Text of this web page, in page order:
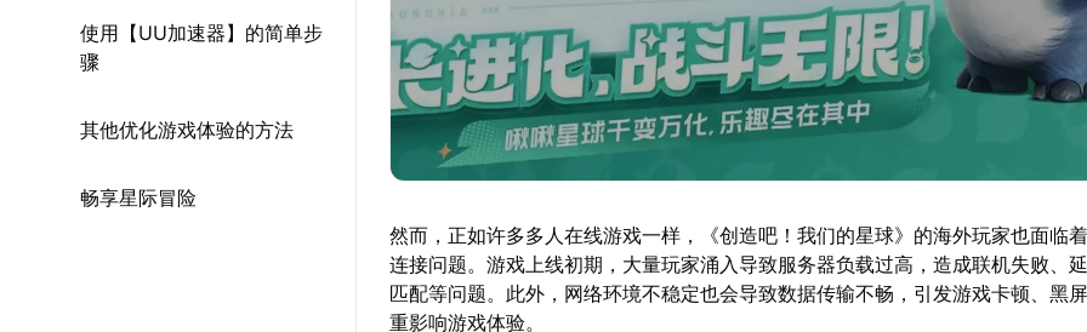
使用【UU加速器】的简单步
骤
其他优化游戏体验的方法
畅享星际冒险
然而，正如许多多人在线游戏一样，《创造吧！我们的星球》的海外玩家也面临
连接问题。游戏上线初期，大量玩家涌入导致服务器负载过高，造成联机失败、
匹配等问题。此外，网络环境不稳定也会导致数据传输不畅，引发游戏卡顿、黑
重影响游戏体验。